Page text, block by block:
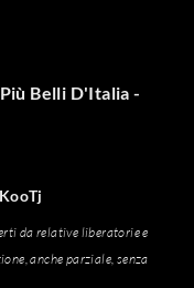
Belli D'Italia -
da relative liberatorie e
anche parziale, senza